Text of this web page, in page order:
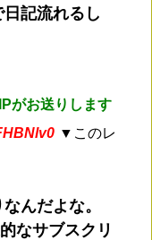
記流れるし
がお送りします
▼このレ
んだよな。
なサブスクリ